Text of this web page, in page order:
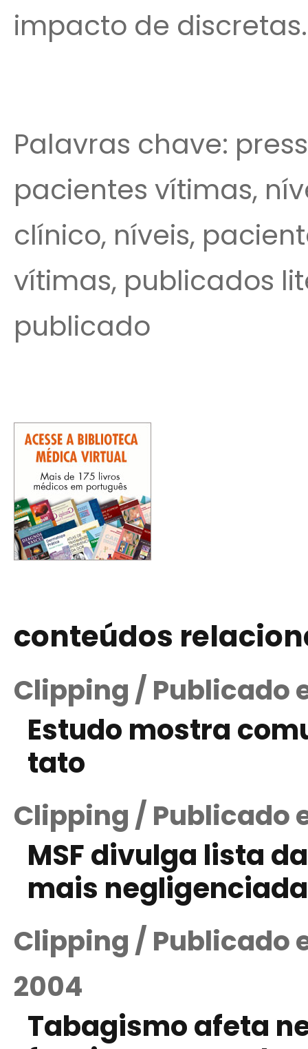
impacto de
Palavras chave:
pacientes vítimas,
clínico, níveis,
vítimas, publicados
publicado
conteúdos
Clipping / Publicado
Estudo mostra
tato
Clipping / Publicado
MSF divulga lista
mais
Clipping / Publicado
2004
Tabagismo afeta